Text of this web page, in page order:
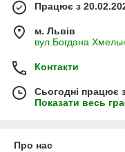
Працює з
м. Львів
вул.Богдана
Контакти
Сьогодні працює
Показати весь
Про нас